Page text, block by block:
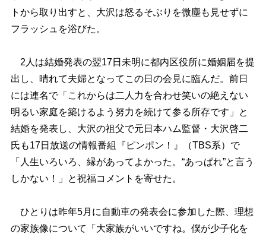
トから取り出すと、大沢は怒るそぶりを微塵も見せずに
フラッシュを浴びた。
2人は結婚発表の翌17日未明に都内区役所に婚姻届を提
出し、晴れて夫婦となってこの日の会見に臨んだ。前日
には連名で「これからは二人力を合わせ笑いの絶えない
明るい家庭を築けるよう努力を続けて参る所存です」と
結婚を発表し、大沢の祖父で元日本ハム監督・大沢啓二
氏も17日放送の情報番組『ピンポン！』（TBS系）で
「人生いろいろ、縁があってよかった。“あっぱれ”と言う
しかない！」と祝福コメントを寄せた。
ひとりは昨年5月に自動車の発表会に参加した際、理想
の家族像について「大家族がいいですね。僕が少子化を